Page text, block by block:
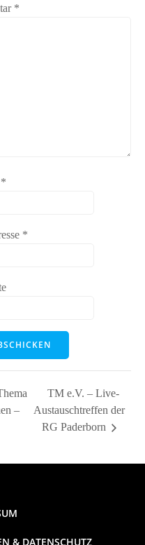
*
*
*
–
TM e.V. – Live-
Austauschtreffen der
RG Paderborn
& DATENSCHUTZ